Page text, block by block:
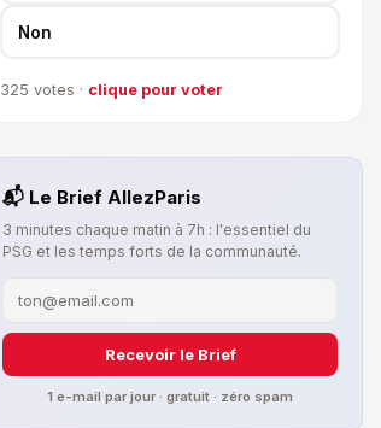
Non
325 votes · clique pour voter
📬 Le Brief AllezParis
3 minutes chaque matin à 7h : l'essentiel du
PSG et les temps forts de la communauté.
Recevoir le Brief
1 e-mail par jour · gratuit · zéro spam